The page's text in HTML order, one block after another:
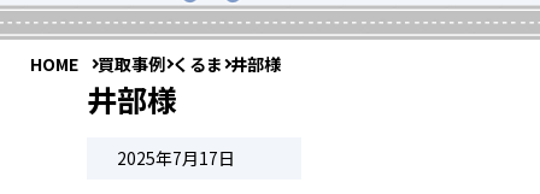
HOME 買取事例 くるま 井部様
井部様
2025年7月17日